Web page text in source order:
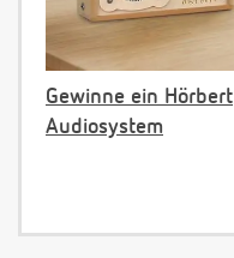
Gewinne ein Hörbert
Audiosystem